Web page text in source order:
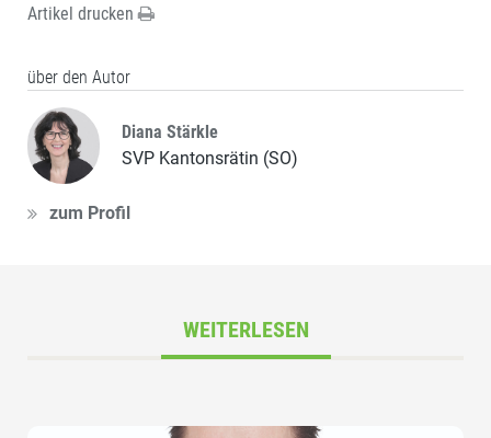
Artikel drucken
über den Autor
Diana Stärkle
SVP Kantonsrätin (SO)
zum Profil
WEITERLESEN